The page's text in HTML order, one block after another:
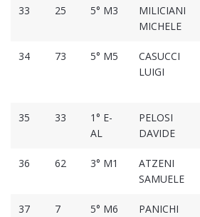
33 25 5° M3
MILICIANI
MICHELE
34 73 5° M5
CASUCCI
LUIGI
35 33
1° E-
AL
PELOSI
DAVIDE
36 62 3° M1
ATZENI
SAMUELE
37 7 5° M6
PANICHI